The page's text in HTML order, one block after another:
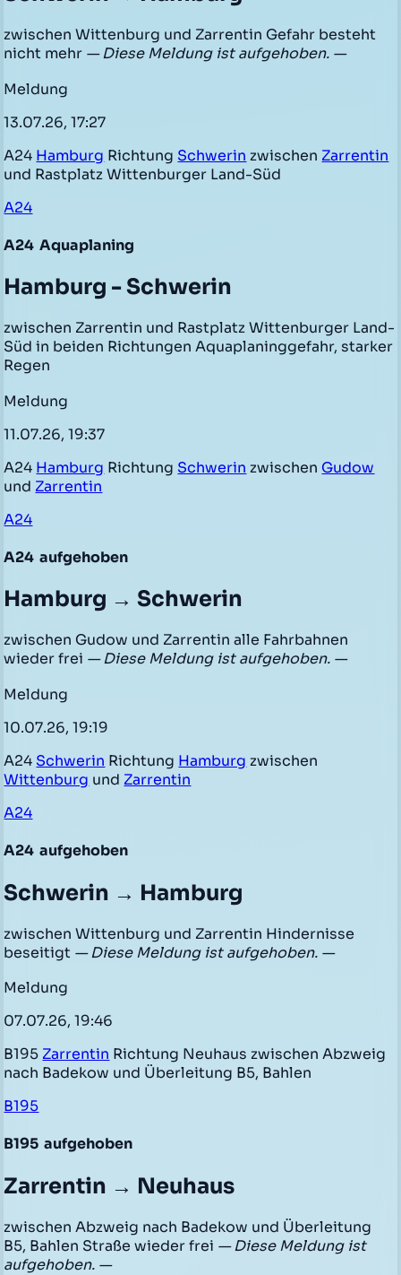
zwischen Wittenburg und Zarrentin Gefahr besteht
nicht mehr — Diese Meldung ist aufgehoben. —
Meldung
13.07.26, 17:27
A24 Hamburg Richtung Schwerin zwischen Zarrentin
und Rastplatz Wittenburger Land-Süd
A24
A24 Aquaplaning
Hamburg - Schwerin
zwischen Zarrentin und Rastplatz Wittenburger Land-
Süd in beiden Richtungen Aquaplaninggefahr, starker
Regen
Meldung
11.07.26, 19:37
A24 Hamburg Richtung Schwerin zwischen Gudow
und Zarrentin
A24
A24 aufgehoben
Hamburg → Schwerin
zwischen Gudow und Zarrentin alle Fahrbahnen
wieder frei — Diese Meldung ist aufgehoben. —
Meldung
10.07.26, 19:19
A24 Schwerin Richtung Hamburg zwischen
Wittenburg und Zarrentin
A24
A24 aufgehoben
Schwerin → Hamburg
zwischen Wittenburg und Zarrentin Hindernisse
beseitigt — Diese Meldung ist aufgehoben. —
Meldung
07.07.26, 19:46
B195 Zarrentin Richtung Neuhaus zwischen Abzweig
nach Badekow und Überleitung B5, Bahlen
B195
B195 aufgehoben
Zarrentin → Neuhaus
zwischen Abzweig nach Badekow und Überleitung
B5, Bahlen Straße wieder frei — Diese Meldung ist
aufgehoben. —